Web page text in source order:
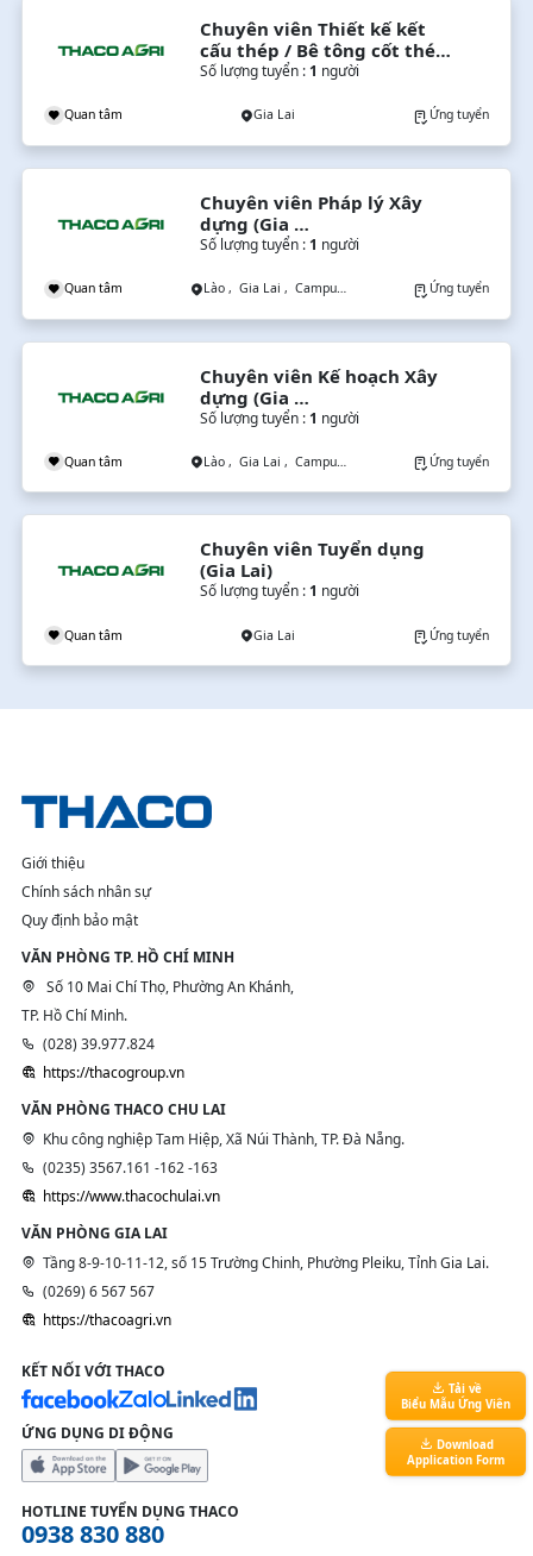
Chuyên viên Thiết kế kết
cấu thép / Bê tông cốt thép
(Gia Lai)
Số lượng tuyển : 1 người
Quan tâm Gia Lai Ứng tuyển
Chuyên viên Pháp lý Xây
dựng (Gia
Lai/Campuchia/Lào)
Số lượng tuyển : 1 người
Quan tâm Lào , Gia Lai , Campuchia Ứng tuyển
Chuyên viên Kế hoạch Xây
dựng (Gia
Lai/Campuchia/Lào)
Số lượng tuyển : 1 người
Quan tâm Lào , Gia Lai , Campuchia Ứng tuyển
Chuyên viên Tuyển dụng
(Gia Lai)
Số lượng tuyển : 1 người
Quan tâm Gia Lai Ứng tuyển
Giới thiệu
Chính sách nhân sự
Quy định bảo mật
VĂN PHÒNG TP. HỒ CHÍ MINH
Số 10 Mai Chí Thọ, Phường An Khánh,
TP. Hồ Chí Minh.
(028) 39.977.824
https://thacogroup.vn
VĂN PHÒNG THACO CHU LAI
Khu công nghiệp Tam Hiệp, Xã Núi Thành, TP. Đà Nẵng.
(0235) 3567.161 -162 -163
https://www.thacochulai.vn
VĂN PHÒNG GIA LAI
Tầng 8-9-10-11-12, số 15 Trường Chinh, Phường Pleiku, Tỉnh Gia Lai.
(0269) 6 567 567
https://thacoagri.vn
KẾT NỐI VỚI THACO
ỨNG DỤNG DI ĐỘNG
HOTLINE TUYỂN DỤNG THACO
0938 830 880
Tải về
Biểu Mẫu Ứng Viên
Download
Application Form